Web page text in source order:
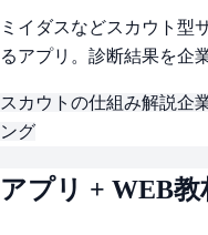
ミイダスなどスカウト型
るアプリ。診断結果を企
スカウトの仕組み解説企
ング
アプリ + WEB